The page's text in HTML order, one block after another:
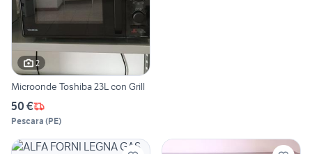
2
Microonde Toshiba 23L con Grill
50 €
Pescara (PE)